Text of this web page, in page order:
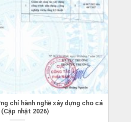
chỉ hành nghề xây dựng cho cá
(Cập nhật 2026)